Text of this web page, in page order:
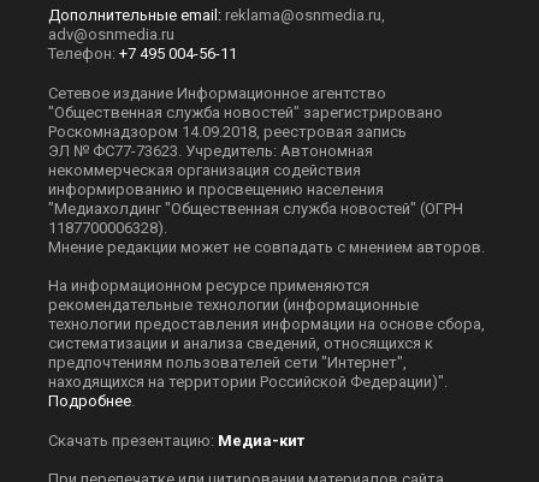
Дополнительные email: reklama@osnmedia.ru,
adv@osnmedia.ru
Телефон: +7 495 004-56-11
Сетевое издание Информационное агентство
"Общественная служба новостей" зарегистрировано
Роскомнадзором 14.09.2018, реестровая запись
ЭЛ № ФС77-73623. Учредитель: Автономная
некоммерческая организация содействия
информированию и просвещению населения
"Медиахолдинг "Общественная служба новостей" (ОГРН
1187700006328).
Мнение редакции может не совпадать с мнением авторов.
На информационном ресурсе применяются
рекомендательные технологии (информационные
технологии предоставления информации на основе сбора,
систематизации и анализа сведений, относящихся к
предпочтениям пользователей сети "Интернет",
находящихся на территории Российской Федерации)".
Подробнее.
Скачать презентацию: Медиа-кит